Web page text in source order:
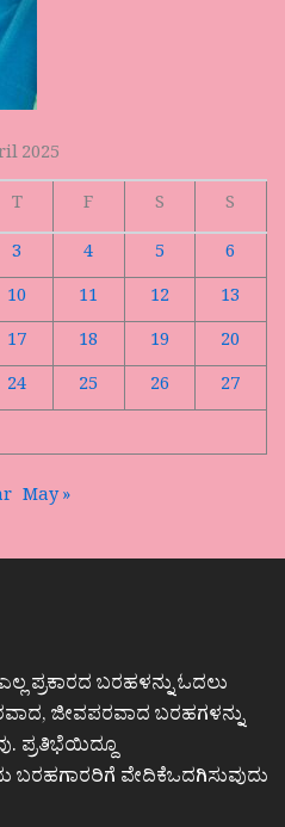
2025
T F S
S
3 4 5
6
10 11 12
13
17 18 19
20
24 25 26
27
May »
ಪ್ರಕಾರದ ಬರಹಳನ್ನು ಓದಲು
ಜೀವಪರವಾದ ಬರಹಗಳನ್ನು
ಪ್ರತಿಭೆಯಿದ್ದೂ
ವೇದಿಕೆಒದಗಿಸುವುದು